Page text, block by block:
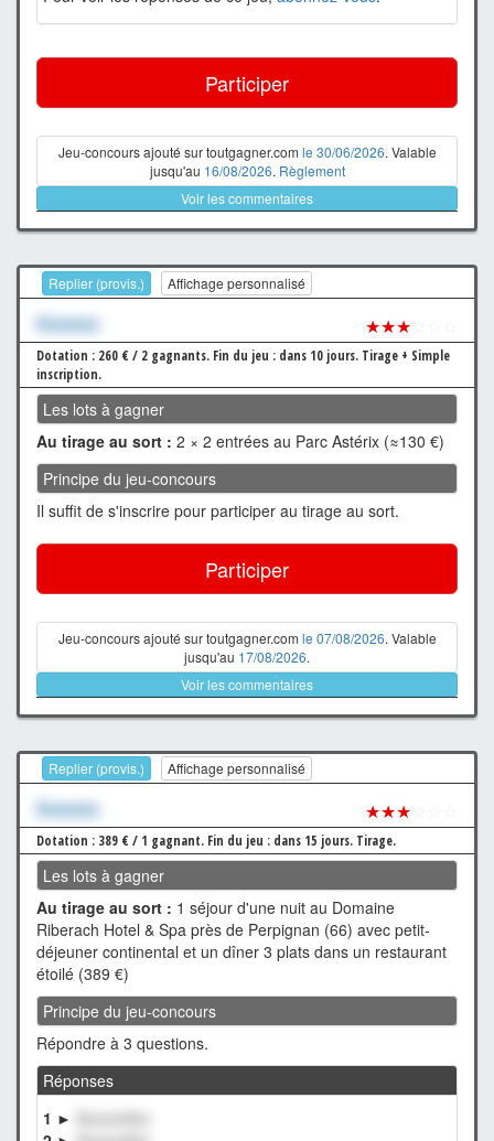
Participer
Jeu-concours ajouté sur toutgagner.com le 30/06/2026. Valable
jusqu'au 16/08/2026. Règlement
Voir les commentaires
Replier (provis.) Affichage personnalisé
Xxxxxxx ★★★
Dotation : 260 € / 2 gagnants. Fin du jeu : dans 10 jours. Tirage + Simple
inscription.
Les lots à gagner
Au tirage au sort : 2 × 2 entrées au Parc Astérix (≈130 €)
Principe du jeu-concours
Il suffit de s'inscrire pour participer au tirage au sort.
Participer
Jeu-concours ajouté sur toutgagner.com le 07/08/2026. Valable
jusqu'au 17/08/2026.
Voir les commentaires
Replier (provis.) Affichage personnalisé
Xxxxxxx ★★★
Dotation : 389 € / 1 gagnant. Fin du jeu : dans 15 jours. Tirage.
Les lots à gagner
Au tirage au sort : 1 séjour d'une nuit au Domaine
Riberach Hotel & Spa près de Perpignan (66) avec petit-
déjeuner continental et un dîner 3 plats dans un restaurant
étoilé (389 €)
Principe du jeu-concours
Répondre à 3 questions.
Réponses
1 ►
XxxxxxXxx